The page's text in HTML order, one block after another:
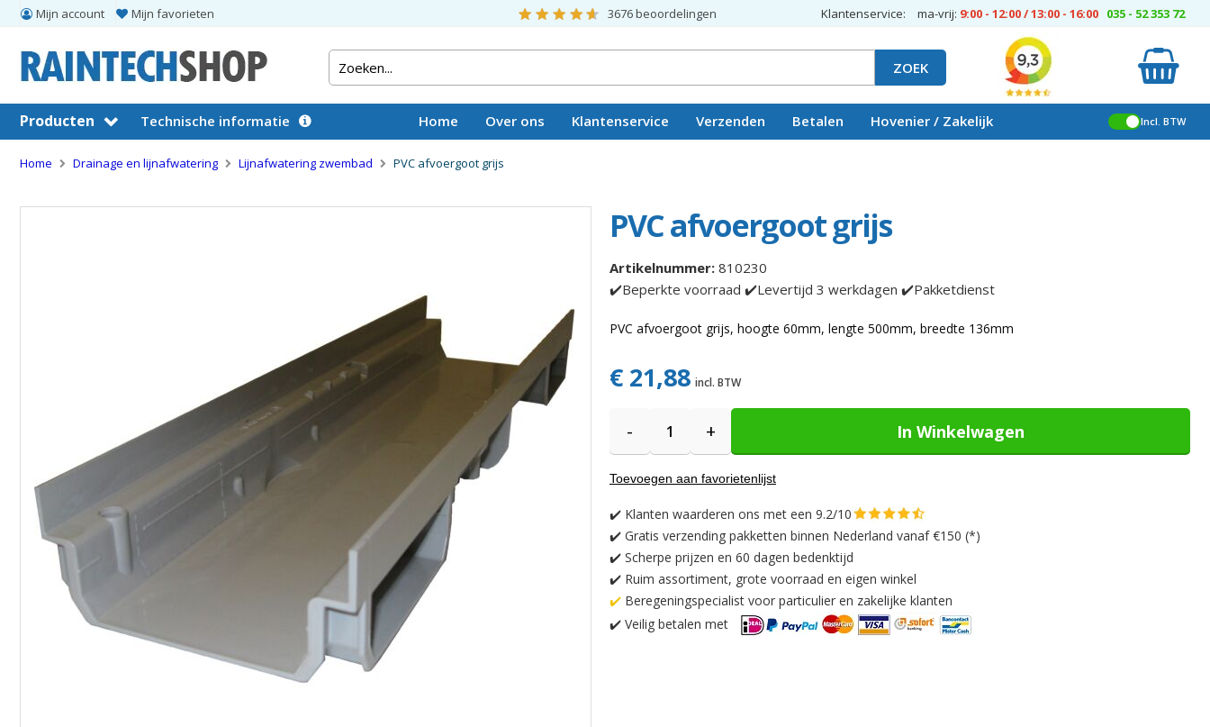
Mijn account Mijn favorieten Klantenservice: ma-vrij: 9:00 - 12:00 / 13:00 - 16:00 035 - 52 353 72
3676beoordelingen
Incl. BTW
ZOEK
Producten Technische informatie Home Over ons Klantenservice Verzenden Betalen
Hovenier / Zakelijk
Vacatures
Home Drainage en lijnafwatering Lijnafwatering zwembad PVC afvoergoot grijs
PVC afvoergoot grijs
Artikelnummer: 810230
✔️Beperkte voorraad ✔️Levertijd 3 werkdagen ✔️Pakketdienst
PVC afvoergoot grijs, hoogte 60mm, lengte 500mm, breedte 136mm
€ 21,88
- + In Winkelwagen
Toevoegen aan favorietenlijst
✔️ Klanten waarderen ons met een 9.2/10
✔️ Gratis verzending pakketten binnen Nederland vanaf €150 (*)
✔️ Scherpe prijzen en 60 dagen bedenktijd
✔️ Ruim assortiment, grote voorraad en eigen winkel
✔️ Beregeningspecialist voor particulier en zakelijke klanten
✔️ Veilig betalen met